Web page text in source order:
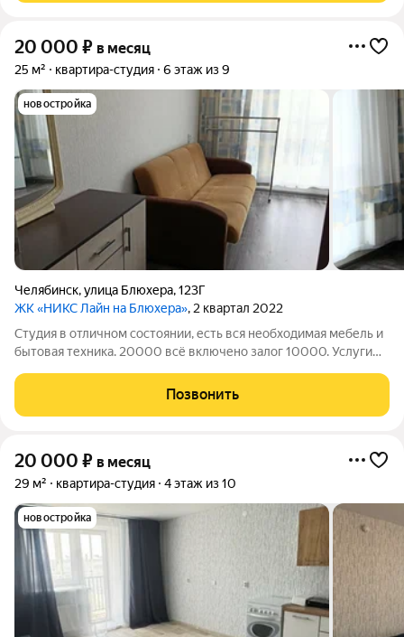
20 000 ₽ в месяц
25 м² квартира-студия 6 этаж из 9
новостройка
Челябинск,улица Блюхера,123Г
ЖК «НИКС Лайн на Блюхера», 2 квартал 2022
Студия в отличном состоянии, есть вся необходимая мебель и
бытовая техника. 20000 всё включено залог 10000. Услуги
Позвонить
20 000 ₽ в месяц
29 м² квартира-студия 4 этаж из 10
новостройка